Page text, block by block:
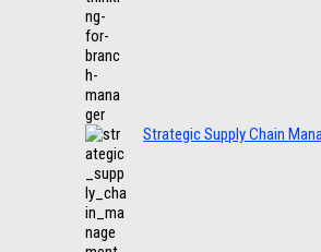
Strategic Supply Chain